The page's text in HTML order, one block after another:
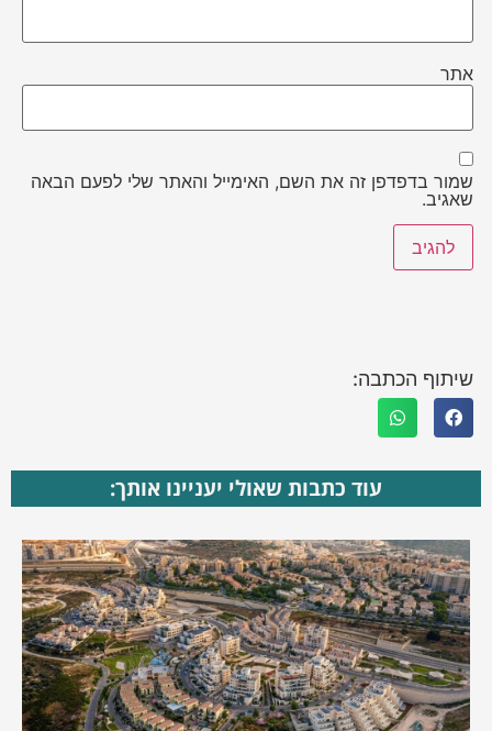
אתר
שמור בדפדפן זה את השם, האימייל והאתר שלי לפעם הבאה
שאגיב.
שיתוף הכתבה:
עוד כתבות שאולי יעניינו אותך: